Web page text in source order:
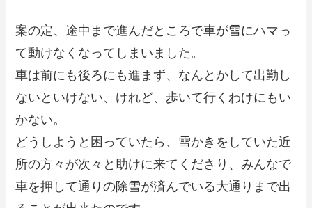
案の定、途中まで進んだところで車が雪にハマっ
て動けなくなってしまいました。
車は前にも後ろにも進まず、なんとかして出勤し
ないといけない、けれど、歩いて行くわけにもい
かない。
どうしようと困っていたら、雪かきをしていた近
所の方々が次々と助けに来てくださり、みんなで
車を押して通りの除雪が済んでいる大通りまで出